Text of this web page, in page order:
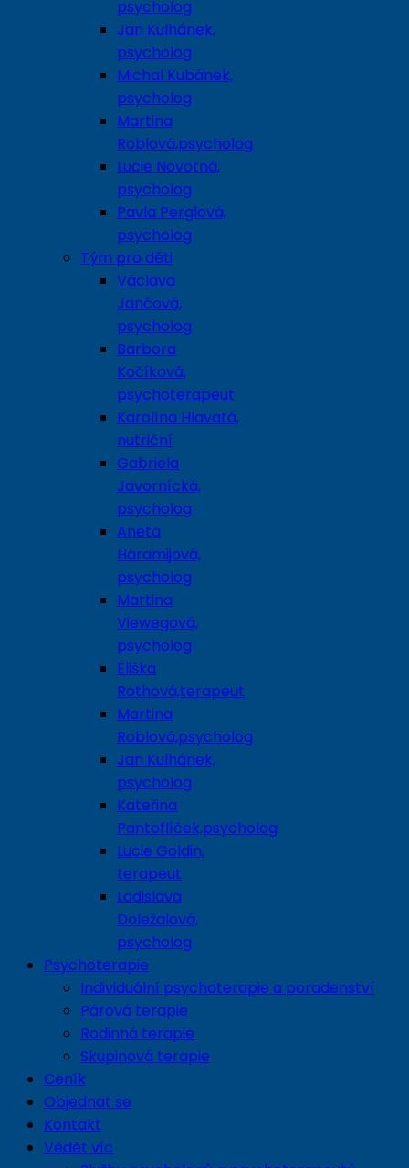
psycholog
Jan Kulhánek,
psycholog
Michal Kubánek,
psycholog
Martina
Roblová,psycholog
Lucie Novotná,
psycholog
Pavla Perglová,
psycholog
Tým pro děti
Václava
Jančová,
psycholog
Barbora
Kočíková,
psychoterapeut
Karolína Hlavatá,
nutriční
Gabriela
Javornícká,
psycholog
Aneta
Haramijová,
psycholog
Martina
Viewegová,
psycholog
Eliška
Rothová,terapeut
Martina
Roblová,psycholog
Jan Kulhánek,
psycholog
Kateřina
Pantoflíček,psycholog
Lucie Goldin,
terapeut
Ladislava
Doležalová,
psycholog
Psychoterapie
Individuální psychoterapie a poradenství
Párová terapie
Rodinná terapie
Skupinová terapie
Ceník
Objednat se
Kontakt
Vědět víc